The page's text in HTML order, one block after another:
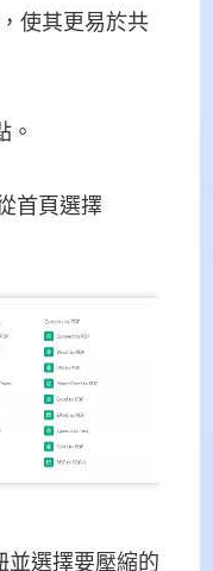
使其更易於共
。
首頁選擇
並選擇要壓縮的